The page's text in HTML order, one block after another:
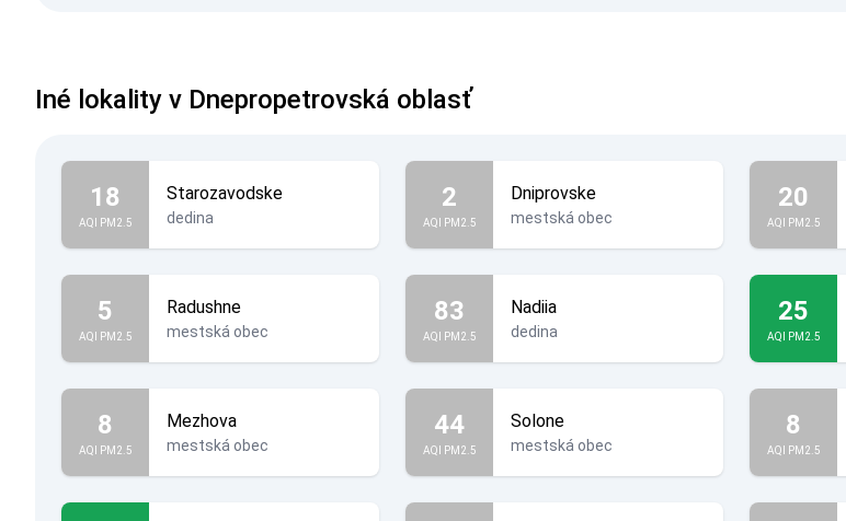
Iné lokality v Dnepropetrovská oblasť
18
AQI PM2.5
Starozavodske
dedina
2
AQI PM2.5
Dniprovske
mestská obec
20
AQI PM2.5
5
AQI PM2.5
Radushne
mestská obec
83
AQI PM2.5
Nadiia
dedina
25
AQI PM2.5
8
AQI PM2.5
Mezhova
mestská obec
44
AQI PM2.5
Solone
mestská obec
8
AQI PM2.5